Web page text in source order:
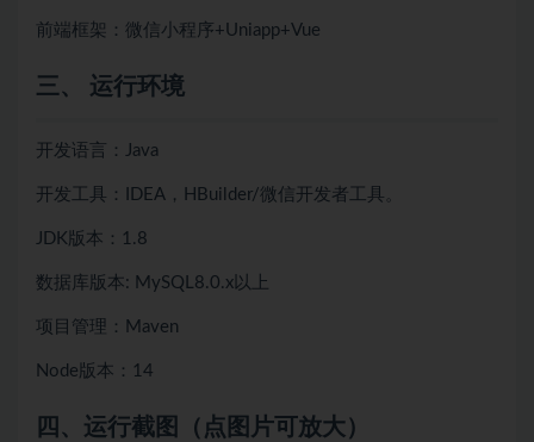
前端框架：微信小程序+Uniapp+Vue
三、 运行环境
开发语言：Java
开发工具：IDEA，HBuilder/微信开发者工具。
JDK版本：1.8
数据库版本: MySQL8.0.x以上
项目管理：Maven
Node版本：14
四、 运行截图（点图片可放大）